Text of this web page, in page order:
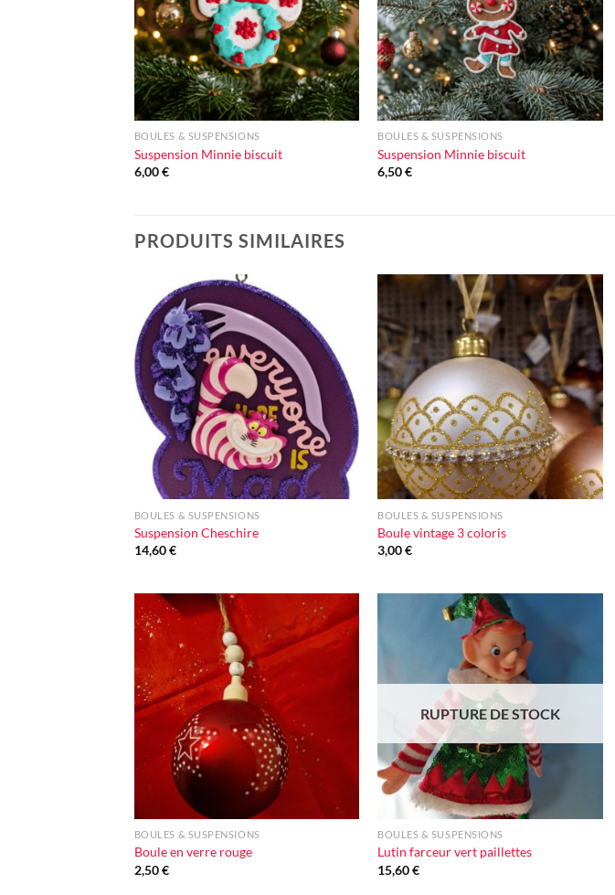
BOULES & SUSPENSIONS
Suspension Minnie biscuit
6,00€
+
BOULES & SUSPENSIONS
Suspension Minnie biscuit
6,50€
PRODUITS SIMILAIRES
Ajouter
à la liste
d'envie
+
BOULES & SUSPENSIONS
Suspension Cheschire
14,60€
Ajouter
à la liste
d'envie
+
BOULES & SUSPENSIONS
Boule vintage 3 coloris
3,00€
Ajouter
BOULES & SUSPENSIONS
Boule en verre rouge
2,50€
RUPTURE DE STOCK
BOULES & SUSPENSIONS
Lutin farceur vert paillettes
15,60€